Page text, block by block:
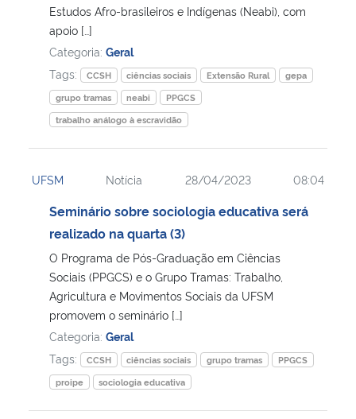
Estudos Afro-brasileiros e Indígenas (Neabi), com
apoio […]
Categoria: Geral
Tags:
CCSH ciências sociais Extensão Rural
gepa
grupo tramas
neabi
PPGCS
trabalho análogo à escravidão
UFSM Notícia 28/04/2023 08:04
Seminário sobre sociologia educativa será
realizado na quarta (3)
O Programa de Pós-Graduação em Ciências
Sociais (PPGCS) e o Grupo Tramas: Trabalho,
Agricultura e Movimentos Sociais da UFSM
promovem o seminário […]
Categoria: Geral
Tags:
CCSH ciências sociais grupo tramas
PPGCS
proipe
sociologia educativa